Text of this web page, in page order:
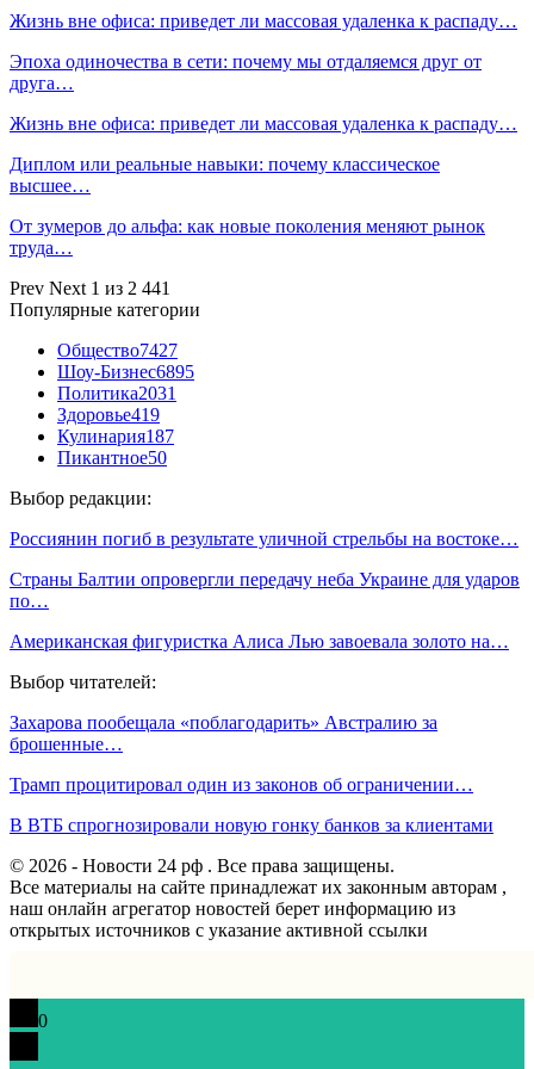
Жизнь вне офиса: приведет ли массовая удаленка к распаду…
Эпоха одиночества в сети: почему мы отдаляемся друг от
друга…
Жизнь вне офиса: приведет ли массовая удаленка к распаду…
Диплом или реальные навыки: почему классическое
высшее…
От зумеров до альфа: как новые поколения меняют рынок
труда…
Prev Next 1 из 2 441
Популярные категории
Общество7427
Шоу-Бизнес6895
Политика2031
Здоровье419
Кулинария187
Пикантное50
Выбор редакции:
Россиянин погиб в результате уличной стрельбы на востоке…
Страны Балтии опровергли передачу неба Украине для ударов
по…
Американская фигуристка Алиса Лью завоевала золото на…
Выбор читателей:
Захарова пообещала «поблагодарить» Австралию за
брошенные…
Трамп процитировал один из законов об ограничении…
В ВТБ спрогнозировали новую гонку банков за клиентами
© 2026 - Новости 24 рф . Все права защищены.
Все материалы на сайте принадлежат их законным авторам ,
наш онлайн агрегатор новостей берет информацию из
открытых источников с указание активной ссылки
0